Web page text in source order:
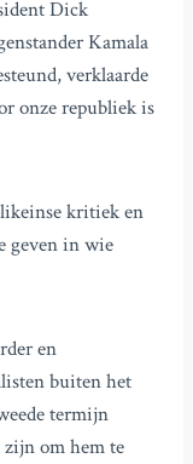
Dick
Kamala
verklaarde
onze republiek is
kritiek en
geven in wie
en
buiten het
termijn
om hem te